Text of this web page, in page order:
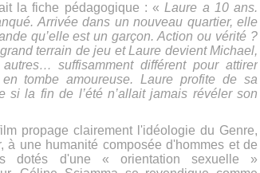
la fiche pédagogique : «Laure a 10 ans.
Arrivée dans un nouveau quartier, elle
qu’elle est un garçon. Action ou vérité ?
terrain de jeu et Laure devient Michael,
suffisamment différent pour attirer
tombe amoureuse. Laure profite de sa
si la fin de l’été n’allait jamais révéler son
propage clairement l'idéologie du Genre,
à une humanité composée d'hommes et de
dotés d'une « orientation sexuelle »